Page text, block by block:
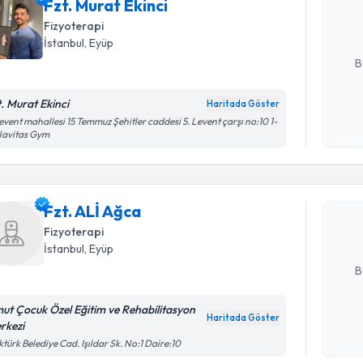
Fzt. Murat Ekinci
Fizyoterapi
İstanbul,Eyüp
Murat Ekinci Haritada Göster
mahallesi 15 Temmuz Şehitler caddesi 5. Levent çarşı no:10 1-
Gym
Fzt. ALİ Ağca
Fizyoterapi
İstanbul,Eyüp
Çocuk Özel Eğitim ve Rehabilitasyon
Haritada Göster
Belediye Cad. Işıldar Sk. No:1 Daire:10
Fzt. ALİ
uzmandan